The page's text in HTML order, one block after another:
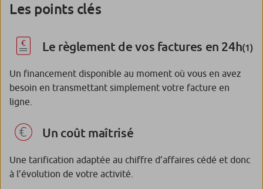
Les points clés
Le règlement de vos factures en 24h(1)
Un financement disponible au moment où vous en avez
besoin en transmettant simplement votre facture en
ligne.
Un coût maîtrisé
Une tarification adaptée au chiffre d’affaires cédé et donc
à l’évolution de votre activité.